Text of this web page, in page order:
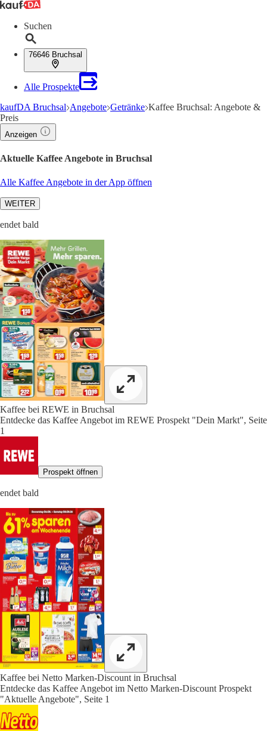
Suchen
76646 Bruchsal
Alle Prospekte
kaufDA Bruchsal Angebote Getränke Kaffee Bruchsal: Angebote &
Preis
Anzeigen
Aktuelle Kaffee Angebote in Bruchsal
Alle Kaffee Angebote in der App öffnen
WEITER
endet bald
Kaffee bei REWE in Bruchsal
Entdecke das Kaffee Angebot im REWE Prospekt "Dein Markt", Seite
1
Prospekt öffnen
endet bald
Kaffee bei Netto Marken-Discount in Bruchsal
Entdecke das Kaffee Angebot im Netto Marken-Discount Prospekt
"Aktuelle Angebote", Seite 1